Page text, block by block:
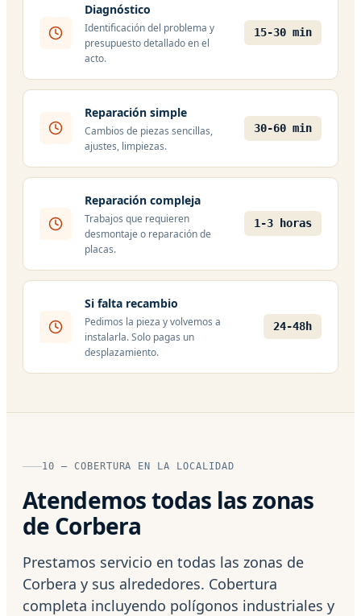
Diagnóstico
Identificación del problema y
presupuesto detallado en el
acto.
15-30 min
Reparación simple
Cambios de piezas sencillas,
ajustes, limpiezas.
30-60 min
Reparación compleja
Trabajos que requieren
desmontaje o reparación de
placas.
1-3 horas
Si falta recambio
Pedimos la pieza y volvemos a
instalarla. Solo pagas un
desplazamiento.
24-48h
10 — COBERTURA EN LA LOCALIDAD
Atendemos todas las zonas
de Corbera
Prestamos servicio en todas las zonas de
Corbera y sus alrededores. Cobertura
completa incluyendo polígonos industriales y